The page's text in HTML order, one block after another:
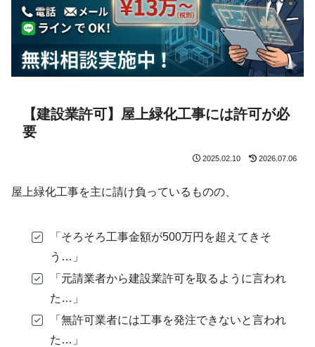
【建設業許可】屋上緑化工事には許可が必
要
2025.02.10 2026.07.06
屋上緑化工事を主に請け負っているものの、
「そろそろ工事金額が500万円を超えてきそ
う…」
「元請業者から建設業許可を取るように言われ
た…」
「無許可業者には工事を発注できないと言われ
た…」